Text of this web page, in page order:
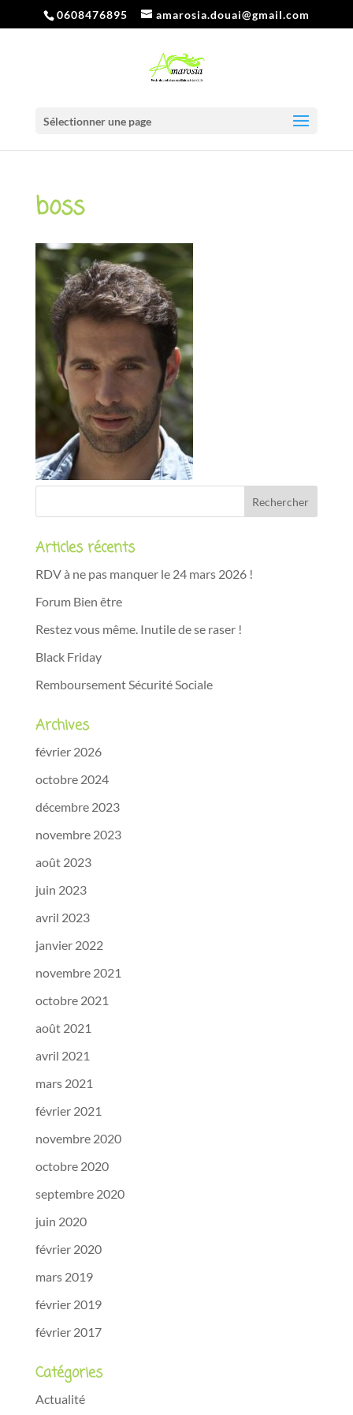
0608476895 amarosia.douai@gmail.com
Sélectionner une page
boss
Articles récents
RDV à ne pas manquer le 24 mars 2026 !
Forum Bien être
Restez vous même. Inutile de se raser !
Black Friday
Remboursement Sécurité Sociale
Archives
février 2026
octobre 2024
décembre 2023
novembre 2023
août 2023
juin 2023
avril 2023
janvier 2022
novembre 2021
octobre 2021
août 2021
avril 2021
mars 2021
février 2021
novembre 2020
octobre 2020
septembre 2020
juin 2020
février 2020
mars 2019
février 2019
février 2017
Catégories
Actualité